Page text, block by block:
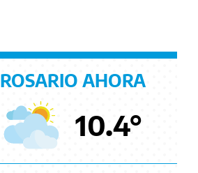
ROSARIO AHORA
10.4°